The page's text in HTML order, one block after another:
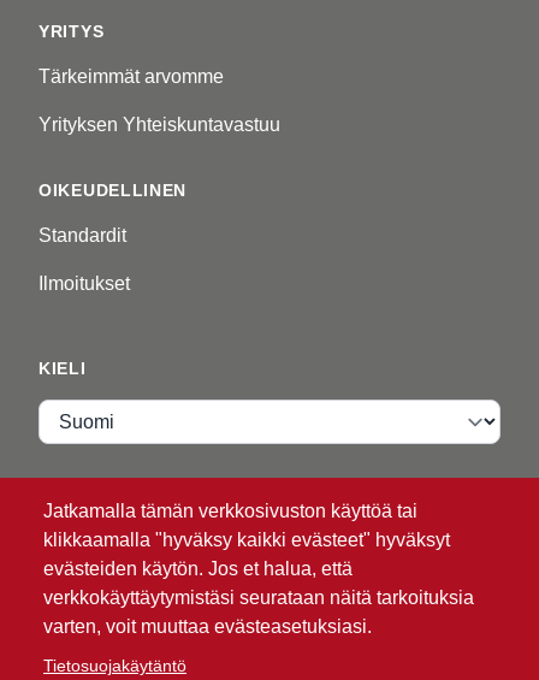
YRITYS
Tärkeimmät arvomme
Yrityksen Yhteiskuntavastuu
OIKEUDELLINEN
Standardit
Ilmoitukset
Jatkamalla tämän verkkosivuston käyttöä tai
klikkaamalla "hyväksy kaikki evästeet" hyväksyt
evästeiden käytön. Jos et halua, että
verkkokäyttäytymistäsi seurataan näitä tarkoituksia
varten, voit muuttaa evästeasetuksiasi.
Tietosuojakäytäntö
KIELI
Kieli
Kirjaudu